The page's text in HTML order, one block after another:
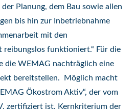
Planung, dem Bau sowie allen
bis hin zur Inbetriebnahme
mit den
reibungslos funktioniert.“ Für die
die WEMAG nachträglich eine
bereitstellen. Möglich macht
Ökostrom Aktiv“, der vom
zertifiziert ist. Kernkriterium der